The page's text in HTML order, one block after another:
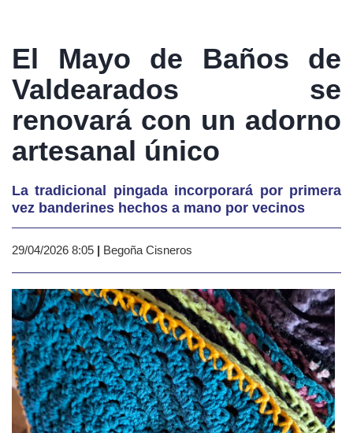
El Mayo de Baños de
Valdearados se
renovará con un adorno
artesanal único
La tradicional pingada incorporará por primera
vez banderines hechos a mano por vecinos
29/04/2026 8:05 | Begoña Cisneros